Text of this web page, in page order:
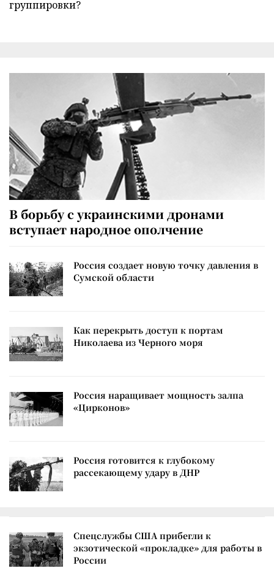
группировки?
В борьбу с украинскими дронами
вступает народное ополчение
Россия создает новую точку давления в
Сумской области
Как перекрыть доступ к портам
Николаева из Черного моря
Россия наращивает мощность залпа
«Цирконов»
Россия готовится к глубокому
рассекающему удару в ДНР
Спецслужбы США прибегли к
экзотической «прокладке» для работы в
России